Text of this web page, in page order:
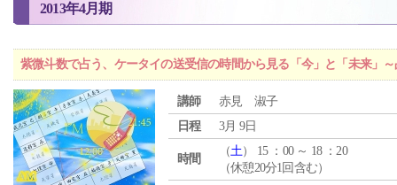
2013年4月期
紫微斗数で占う、ケータイの送受信の時間から見る「今」と「未来」
講師
赤見 淑子
日程
3月 9日
時間
（土） 15 ：00 ～ 18 ：20
（休憩20分1回含む）